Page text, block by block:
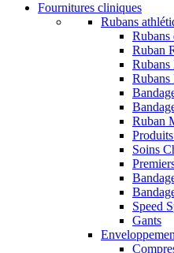
Fournitures cliniques
Rubans
Rubans
Ruban
Ruban
Soins
Speed
Gants